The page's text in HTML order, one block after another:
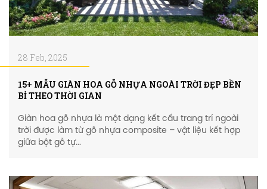
28 Feb, 2025
15+ MẪU GIÀN HOA GỖ NHỰA NGOÀI TRỜI ĐẸP BỀN
BỈ THEO THỜI GIAN
Giàn hoa gỗ nhựa là một dạng kết cấu trang trí ngoài
trời được làm từ gỗ nhựa composite – vật liệu kết hợp
giữa bột gỗ tự...